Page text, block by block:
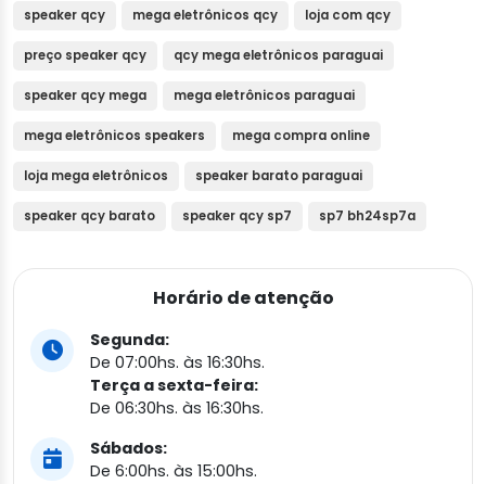
speaker qcy mega eletrônicos qcy loja com qcy
preço speaker qcy qcy mega eletrônicos paraguai
speaker qcy mega mega eletrônicos paraguai
mega eletrônicos speakers mega compra online
loja mega eletrônicos speaker barato paraguai
speaker qcy barato speaker qcy sp7 sp7 bh24sp7a
Horário de atenção
Segunda:
De 07:00hs. às 16:30hs.
Terça a sexta-feira:
De 06:30hs. às 16:30hs.
Sábados:
De 6:00hs. às 15:00hs.